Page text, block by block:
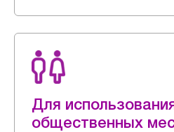
Для
общественных